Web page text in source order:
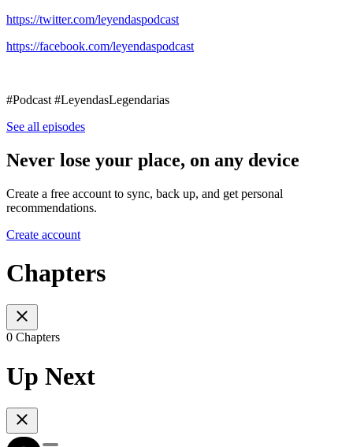
https://twitter.com/leyendaspodcast
https://facebook.com/leyendaspodcast
#Podcast #LeyendasLegendarias
See all episodes
Never lose your place, on any device
Create a free account to sync, back up, and get personal
recommendations.
Create account
Chapters
0 Chapters
Up Next